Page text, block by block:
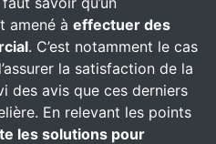
amené à effectuer des
. C’est notamment le cas
la satisfaction de la
des avis que ces derniers
En relevant les points
les solutions pour